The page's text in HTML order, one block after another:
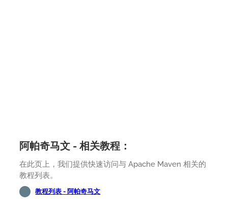
阿帕奇马文 - 相关教程：
在此页上，我们提供快速访问与 Apache Maven 相关的
教程列表。
教程列表 - 阿帕奇马文